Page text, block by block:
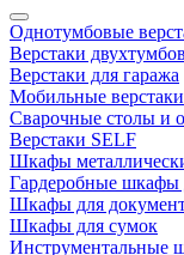
Однотумбовые
Верстаки
Верстаки для гаража
Мобильные верстаки
Сварочные столы и
Верстаки SELF
Шкафы
Гардеробные шкафы
Шкафы для
Шкафы для сумок
Инструментальные